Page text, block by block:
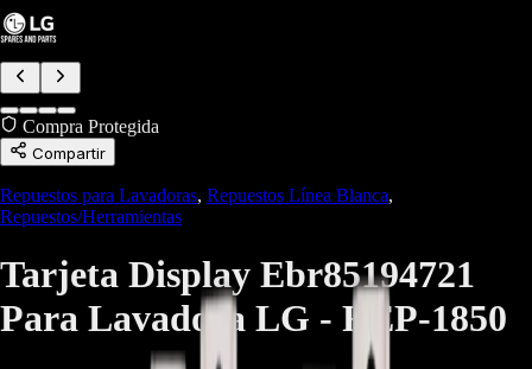
Compra Protegida
Compartir
Repuestos para Lavadoras, Repuestos Línea Blanca,
Repuestos/Herramientas
Tarjeta Display Ebr85194721
Para Lavadora LG - REP-1850